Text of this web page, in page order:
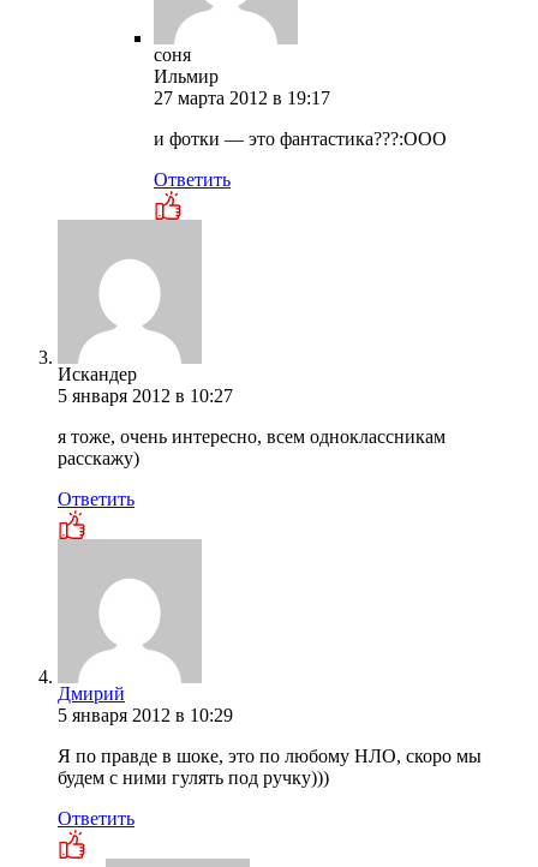
соня
Ильмир
27 марта 2012 в 19:17
и фотки — это фантастика???:ООО
Ответить
Искандер
5 января 2012 в 10:27
я тоже, очень интересно, всем одноклассникам
расскажу)
Ответить
Дмирий
5 января 2012 в 10:29
Я по правде в шоке, это по любому НЛО, скоро мы
будем с ними гулять под ручку)))
Ответить